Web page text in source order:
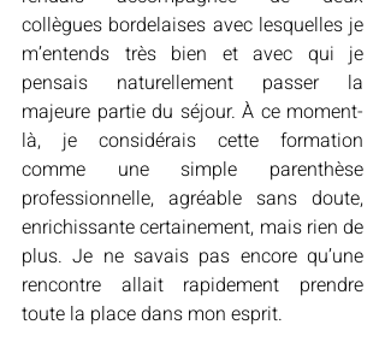
collègues bordelaises avec lesquelles je
m’entends très bien et avec qui je
pensais naturellement passer la
majeure partie du séjour. À ce moment-
là, je considérais cette formation
comme une simple parenthèse
professionnelle, agréable sans doute,
enrichissante certainement, mais rien de
plus. Je ne savais pas encore qu’une
rencontre allait rapidement prendre
toute la place dans mon esprit.